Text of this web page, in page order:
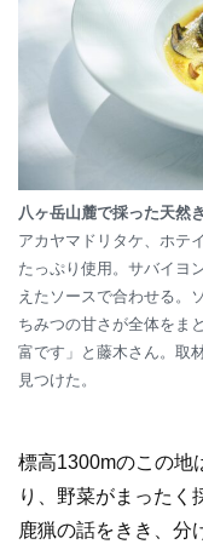
八ヶ岳山麓で採った天然
アカヤマドリタケ、ホテ
たっぷり使用。サバイヨ
えたソースで合わせる。
ちみつの甘さが全体をま
富です」と藤木さん。取
見つけた。
標高1300mのこの
り、野菜がまったく
鹿猟の話をきき、分